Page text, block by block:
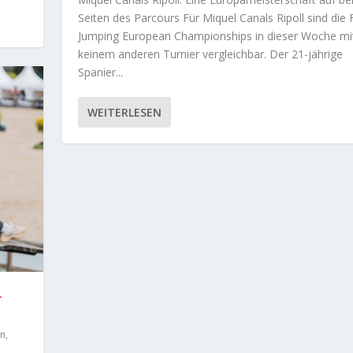
Vereinigung,Springreiten,Springreiter|0 |
0 |
,
Seiten des Parcours Für Miquel Canals Ripoll sind die
Jumping European Championships in dieser Woche
keinem anderen Turnier vergleichbar. Der 21-jährige
Spanier...
WEITERLESEN